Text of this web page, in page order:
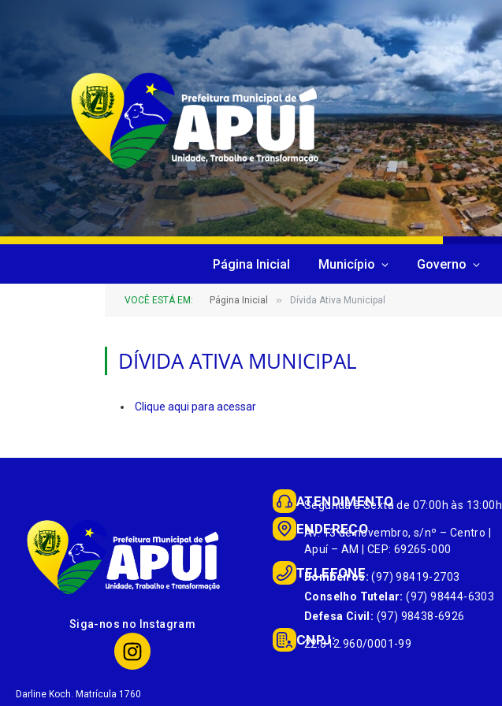
Página Inicial Município Governo
VOCÊ ESTÁ EM: Página Inicial » Dívida Ativa Municipal
DÍVIDA ATIVA MUNICIPAL
Clique aqui para acessar
Siga-nos no Instagram
Darline Koch. Matrícula 1760
ATENDIMENTO
Segunda à Sexta de 07:00h às 13:00h
ENDEREÇO
Av. 13 de novembro, s/nº – Centro |
Apuí – AM | CEP: 69265-000
TELEFONE
Bombeiros: (97) 98419-2703
Conselho Tutelar: (97) 98444-6303
Defesa Civil: (97) 98438-6926
CNPJ:
22.812.960/0001-99